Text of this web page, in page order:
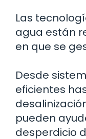
Las
agua están
en que se
Desde
eficientes
pueden
desperdicio